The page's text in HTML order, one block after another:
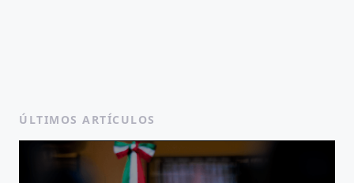
ÚLTIMOS ARTÍCULOS